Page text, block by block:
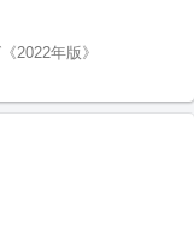
2022年版》